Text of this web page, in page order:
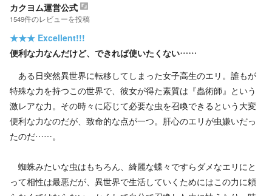
カクヨム運営公式
1549件のレビューを投稿
★★★ Excellent!!!
便利な力なんだけど、できれば使いたくない……
ある日突然異世界に転移してしまった女子高生のエリ。誰もが
特殊な力を持つこの世界で、彼女が得た素質は『蟲術師』という
激レアな力。その時々に応じて必要な虫を召喚できるという大変
便利な力なのだが、致命的な点が一つ。肝心のエリが虫嫌いだっ
たのだ……。
蜘蛛みたいな虫はもちろん、綺麗な蝶々ですらダメなエリにと
って相性は最悪だが、異世界で生活していくためにはこの力に頼